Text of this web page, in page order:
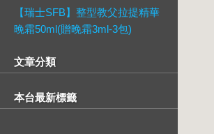
【瑞士SFB】整型教父拉提精華
晚霜50ml(贈晚霜3ml-3包)
文章分類
本台最新標籤